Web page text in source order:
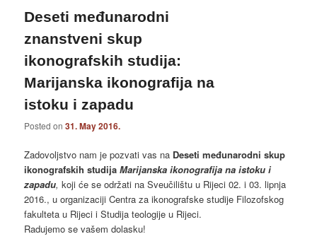
Deseti međunarodni
znanstveni skup
ikonografskih studija:
Marijanska ikonografija na
istoku i zapadu
Posted on31. May 2016.
Zadovoljstvo nam je pozvati vas na Deseti međunarodni skup
ikonografskih studija Marijanska ikonografija na istoku i
zapadu,koji će se održati na Sveučilištu u Rijeci 02. i 03. lipnja
2016., u organizaciji Centra za ikonografske studije Filozofskog
fakulteta u Rijeci i Studija teologije u Rijeci.
Radujemo se vašem dolasku!